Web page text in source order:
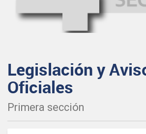
Legislación y
Oficiales
Primera sección